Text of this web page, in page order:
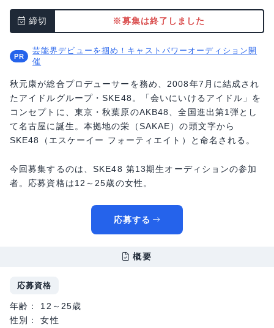
締切 ※募集は終了しました
芸能界デビューを掴め！キャストパワーオーディション開
催
秋元康が総合プロデューサーを務め、2008年7月に結成され
たアイドルグループ・SKE48。「会いにいけるアイドル」を
コンセプトに、東京・秋葉原のAKB48、全国進出第1弾とし
て名古屋に誕生。本拠地の栄（SAKAE）の頭文字から
SKE48（エスケーイー フォーティエイト）と命名される。
今回募集するのは、SKE48 第13期生オーディションの参加
者。応募資格は12～25歳の女性。
応募する
概要
応募資格
年齢： 12～25歳
性別： 女性